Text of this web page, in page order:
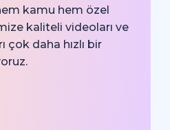
kamu hem özel
kaliteli videoları ve
çok daha hızlı bir